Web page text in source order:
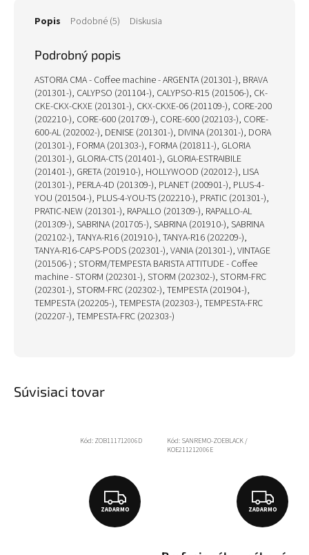
Popis Podobné (5) Diskusia
Podrobný popis
ASTORIA CMA - Coffee machine - ARGENTA (201301-), BRAVA
(201301-), CALYPSO (201104-), CALYPSO-R15 (201506-), CK-
CKE-CKX-CKXE (201301-), CKX-CKXE-06 (201109-), CORE-200
(202210-), CORE-600 (201709-), CORE-600 (202103-), CORE-
600-AL (202002-), DENISE (201301-), DIVINA (201301-), DORA
(201301-), FORMA (201303-), FORMA (201811-), GLORIA
(201301-), GLORIA-CTS (201401-), GLORIA-ESTRAIBILE
(201401-), GRETA (201910-), HOLLYWOOD (202012-), LISA
(201301-), PERLA-4D (201309-), PLANET (200901-), PLUS-4-
YOU (201504-), PLUS-4-YOU-TS (202210-), PRATIC (201301-),
PRATIC-NEW (201301-), RAPALLO (201309-), RAPALLO-AL
(201309-), SABRINA (201705-), SABRINA (201910-), SABRINA
(202102-), TANYA-R16 (201910-), TANYA-R16 (202209-),
TANYA-R16-CAPS-PODS (202301-), VANIA (201301-), VINTAGE
(201506-) ; STORM/TEMPESTA BARISTA ATTITUDE - Coffee
machine - STORM (202301-), STORM (202302-), STORM-FRC
(202301-), STORM-FRC (202302-), TEMPESTA (201904-),
TEMPESTA (202205-), TEMPESTA (202303-), TEMPESTA-FRC
(202207-), TEMPESTA-FRC (202303-)
Súvisiaci tovar
Z
A
ZADARMO
Kód: ZOB111712006D
Z
A
ZADARMO
Kód: SANREMO-ZOEBLACK /
KOE211212006E